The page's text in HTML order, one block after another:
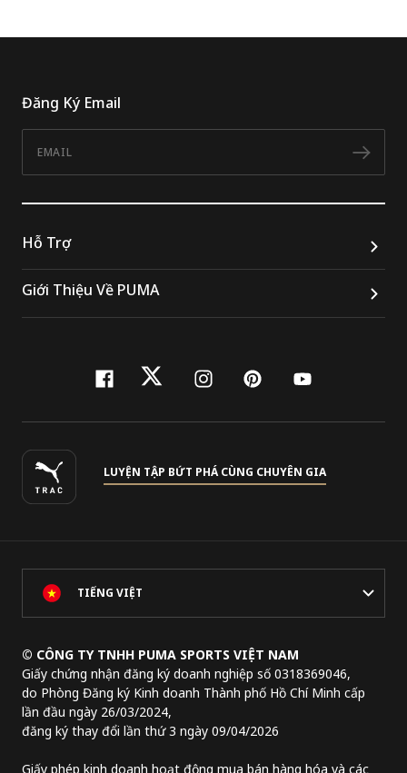
Đăng Ký Email
Hỗ Trợ
Giới Thiệu Về PUMA
facebook
twitterinstagram
pinterest
youtube
LUYỆN TẬP BỨT PHÁ CÙNG CHUYÊN GIA
TIẾNG VIỆT
© CÔNG TY TNHH PUMA SPORTS VIỆT NAM
Giấy chứng nhận đăng ký doanh nghiệp số 0318369046,
do Phòng Đăng ký Kinh doanh Thành phố Hồ Chí Minh cấp
lần đầu ngày 26/03/2024,
đăng ký thay đổi lần thứ 3 ngày 09/04/2026
Giấy phép kinh doanh hoạt động mua bán hàng hóa và các